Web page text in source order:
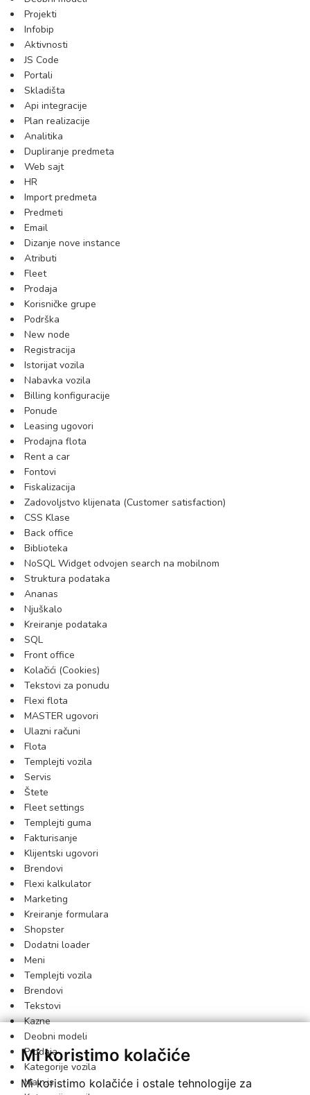
Mi koristimo kolačiće
Mi koristimo kolačiće i ostale tehnologije za
Projekti
Infobip
Aktivnosti
JS Code
Portali
Skladišta
Api integracije
Plan realizacije
Analitika
Dupliranje predmeta
Web sajt
HR
Import predmeta
Predmeti
Email
Dizanje nove instance
Atributi
Fleet
Prodaja
Korisničke grupe
Podrška
New node
Registracija
Istorijat vozila
Nabavka vozila
Billing konfiguracije
Ponude
Leasing ugovori
Prodajna flota
Rent a car
Fontovi
Fiskalizacija
Zadovoljstvo klijenata (Customer satisfaction)
CSS Klase
Back office
Biblioteka
NoSQL Widget odvojen search na mobilnom
Struktura podataka
Ananas
Njuškalo
Kreiranje podataka
SQL
Front office
Kolačići (Cookies)
Tekstovi za ponudu
Flexi flota
MASTER ugovori
Ulazni računi
Flota
Templejti vozila
Servis
Štete
Fleet settings
Templejti guma
Fakturisanje
Klijentski ugovori
Brendovi
Flexi kalkulator
Marketing
Kreiranje formulara
Shopster
Dodatni loader
Meni
Templejti vozila
Brendovi
Tekstovi
Kazne
Deobni modeli
Prodaja
Kategorije vozila
Main.js